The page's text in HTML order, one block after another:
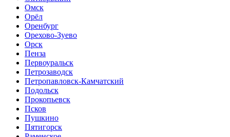
Омск
Орёл
Оренбург
Орехово-Зуево
Орск
Пенза
Первоуральск
Петрозаводск
Петропавловск-Камчатский
Подольск
Прокопьевск
Псков
Пушкино
Пятигорск